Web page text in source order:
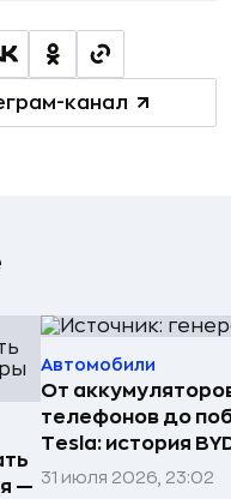
канал
—
Автомобили
От
телефонов до
Tesla: история
31 июля 2026, 23:02